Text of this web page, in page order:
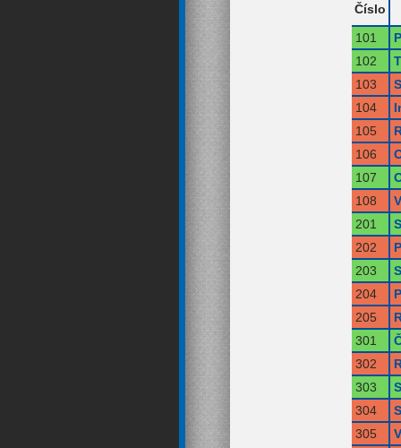
Číslo
101
102
103
104
105
106
107
108
201
202
203
204
205
301
302
303
304
305